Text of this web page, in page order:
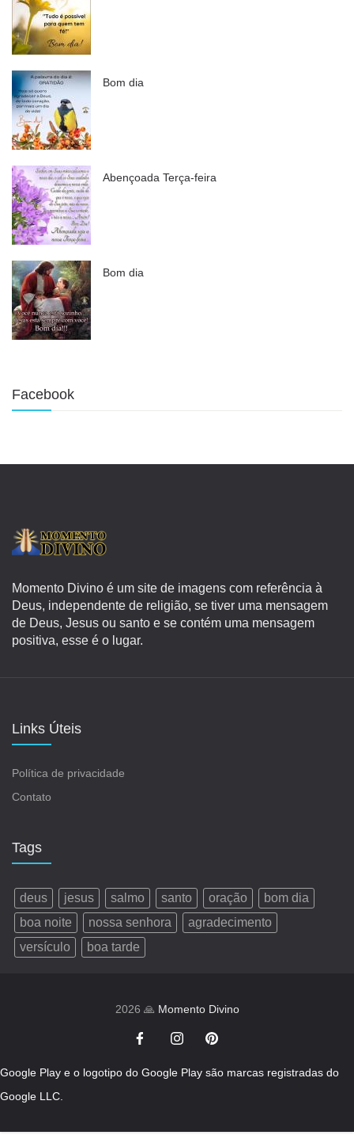
Bom dia
Abençoada Terça-feira
Bom dia
Facebook
Momento Divino é um site de imagens com referência à
Deus, independente de religião, se tiver uma mensagem
de Deus, Jesus ou santo e se contém uma mensagem
positiva, esse é o lugar.
Links Úteis
Política de privacidade
Contato
Tags
deus jesus salmo santo oração
bom dia
boa noite
nossa senhora
agradecimento
versículo
boa tarde
2026 🙏 Momento Divino
Google Play e o logotipo do Google Play são marcas registradas do
Google LLC.